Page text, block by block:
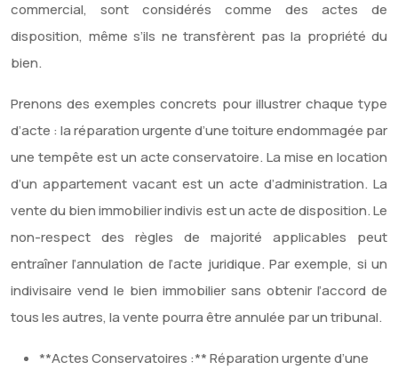
commercial, sont considérés comme des actes de
disposition, même s’ils ne transfèrent pas la propriété du
bien.
Prenons des exemples concrets pour illustrer chaque type
d’acte : la réparation urgente d’une toiture endommagée par
une tempête est un acte conservatoire. La mise en location
d’un appartement vacant est un acte d’administration. La
vente du bien immobilier indivis est un acte de disposition. Le
non-respect des règles de majorité applicables peut
entraîner l’annulation de l’acte juridique. Par exemple, si un
indivisaire vend le bien immobilier sans obtenir l’accord de
tous les autres, la vente pourra être annulée par un tribunal.
**Actes Conservatoires :** Réparation urgente d’une